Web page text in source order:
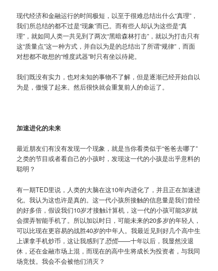
现代经济和金融运行的时间极短，以至于很难总结出什么“真理”，
我们所总结的都不过是“现象”而已。而有些人却认为这些是“真
理”，就如同人类一共见到了两次“黑暗森林打击”，就以为打击只有
这“质量点”这一种方式，并自以为是的总结出了所谓“规律”，而面
对想都不敢想的“维度武器”时只有坐以待毙。
我们既没有实力，也对未知的事物不了解，但是逐渐已经开始自以
为是，傲慢了起来。然后很快就会重复前人的命运了。
加速进化的未来
最近朋友们有没有发现一个现象，就是当你看类似于“爸爸去哪了”
之类的节目或者看自己的小孩时，发现这一代的小孩是出乎意料的
聪明？
有一期TED里说，人类的大脑在这10年内进化了，并且正在加速进
化。我认为这也许是真的。这一代小孩所接触的信息量是我们曾经
的好多倍，假设我们10岁才接触计算机，这一代的小孩可能3岁就
会摆弄智能手机了。所以加以时日，可能未来的20多岁的年轻人，
可以比现在更容易的战胜40岁的中年人。我最近见到好几个高中生
上课拿手机炒币，这让我感到了恐慌——十年以后，我显然没退
休，还在金融市场上混，而现在的高中生将成长为投资者，与我同
场竞技。我会不会被他们消灭？